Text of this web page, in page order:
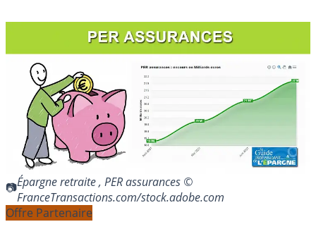
Épargne retraite , PER assurances ©
FranceTransactions.com/stock.adobe.com
Offre Partenaire